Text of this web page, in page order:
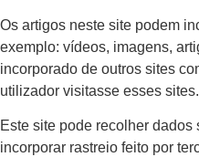
Os artigos neste site podem
exemplo: vídeos, imagens,
incorporado de outros sites
utilizador visitasse esses sites.
Este site pode recolher dados
incorporar rastreio feito por